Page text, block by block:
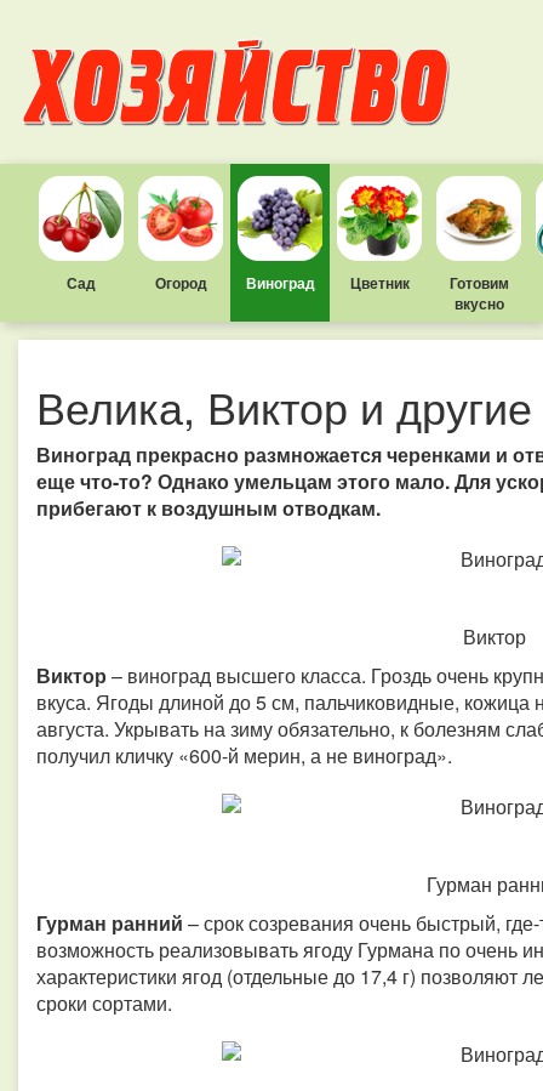
Сад Огород Виноград Цветник
Готовим
вкусно
Велика, Виктор и другие
Виноград прекрасно размножается черенками и
еще что-то? Однако умельцам этого мало. Для
прибегают к воздушным отводкам.
Виктор
Виктор – виноград высшего класса. Гроздь очень
вкуса. Ягоды длиной до 5 см, пальчиковидные, кожица
августа. Укрывать на зиму обязательно, к болезням
получил кличку «600-й мерин, а не виноград».
Гурман
Гурман ранний – срок созревания очень быстрый,
возможность реализовывать ягоду Гурмана по очень
характеристики ягод (отдельные до 17,4 г) позволяют
сроки сортами.